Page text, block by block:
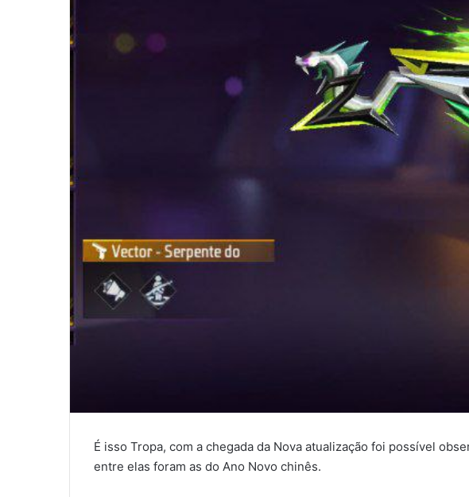
É isso Tropa, com a chegada da Nova atualização foi possível
entre elas foram as do Ano Novo chinês.